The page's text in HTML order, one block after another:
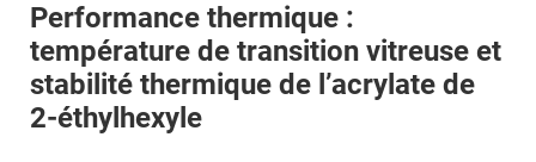
Performance thermique :
température de transition vitreuse et
stabilité thermique de l’acrylate de
2-éthylhexyle